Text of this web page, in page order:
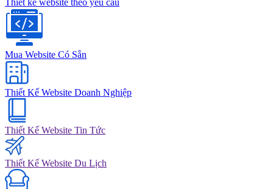
Thiết kế website theo yêu cầu
Mua Website Có Sẵn
Thiết Kế Website Doanh Nghiệp
Thiết Kế Website Tin Tức
Thiết Kế Website Du Lịch